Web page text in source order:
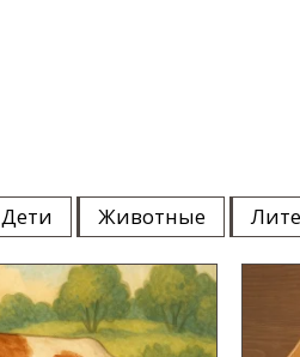
Дети Животные